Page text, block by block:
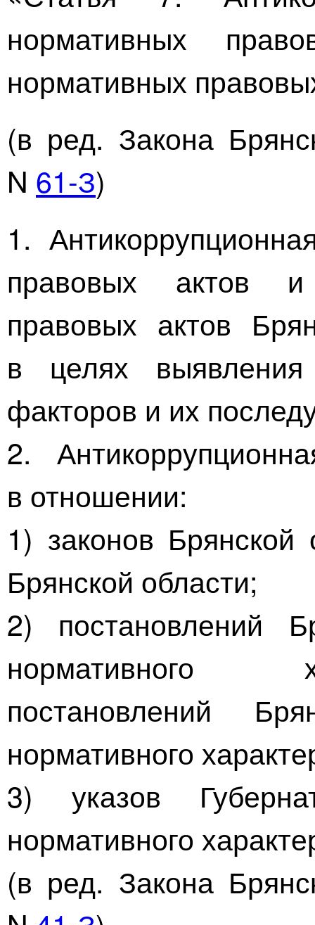
нормативных
нормативных
(в ред. Закона
N 61-З)
1.
правовых актов и
правовых актов
в целях
факторов и их
2.
в отношении:
1) законов Брянской
Брянской области;
2) постановлений
нормативного
постановлений
нормативного
3) указов
нормативного
(в ред. Закона